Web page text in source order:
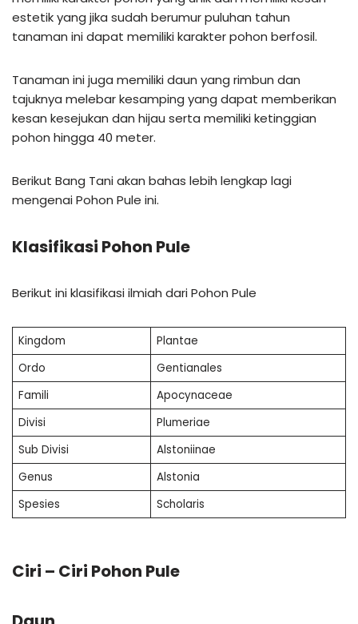
estetik yang jika sudah berumur puluhan tahun
tanaman ini dapat memiliki karakter pohon berfosil.
Tanaman ini juga memiliki daun yang rimbun dan
tajuknya melebar kesamping yang dapat memberikan
kesan kesejukan dan hijau serta memiliki ketinggian
pohon hingga 40 meter.
Berikut Bang Tani akan bahas lebih lengkap lagi
mengenai Pohon Pule ini.
Klasifikasi Pohon Pule
Berikut ini klasifikasi ilmiah dari Pohon Pule
Kingdom
Plantae
Ordo
Gentianales
Famili
Apocynaceae
Divisi
Plumeriae
Sub Divisi
Alstoniinae
Genus
Alstonia
Spesies
Scholaris
Ciri – Ciri Pohon Pule